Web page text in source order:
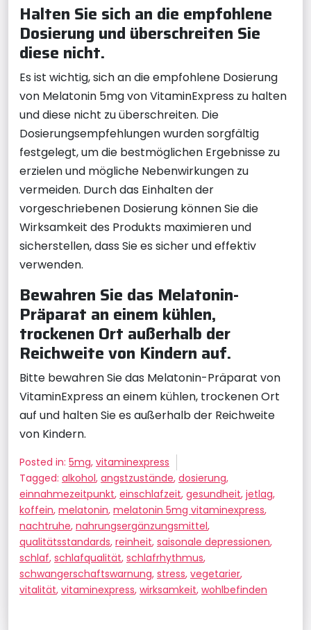
Halten Sie sich an die empfohlene
Dosierung und überschreiten Sie
diese nicht.
Es ist wichtig, sich an die empfohlene Dosierung
von Melatonin 5mg von VitaminExpress zu halten
und diese nicht zu überschreiten. Die
Dosierungsempfehlungen wurden sorgfältig
festgelegt, um die bestmöglichen Ergebnisse zu
erzielen und mögliche Nebenwirkungen zu
vermeiden. Durch das Einhalten der
vorgeschriebenen Dosierung können Sie die
Wirksamkeit des Produkts maximieren und
sicherstellen, dass Sie es sicher und effektiv
verwenden.
Bewahren Sie das Melatonin-
Präparat an einem kühlen,
trockenen Ort außerhalb der
Reichweite von Kindern auf.
Bitte bewahren Sie das Melatonin-Präparat von
VitaminExpress an einem kühlen, trockenen Ort
auf und halten Sie es außerhalb der Reichweite
von Kindern.
Posted in: 5mg, vitaminexpress
Tagged: alkohol, angstzustände, dosierung,
einnahmezeitpunkt, einschlafzeit, gesundheit, jetlag,
koffein, melatonin, melatonin 5mg vitaminexpress,
nachtruhe, nahrungsergänzungsmittel,
qualitätsstandards, reinheit, saisonale depressionen,
schlaf, schlafqualität, schlafrhythmus,
schwangerschaftswarnung, stress, vegetarier,
vitalität, vitaminexpress, wirksamkeit, wohlbefinden